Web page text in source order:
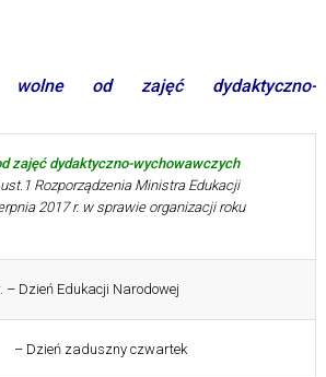
wolne od zajęć dydaktyczno-
zajęć dydaktyczno-wychowawczych
Rozporządzenia Ministra Edukacji
2017 r. w sprawie organizacji roku
– Dzień Edukacji Narodowej
Dzień zaduszny czwartek